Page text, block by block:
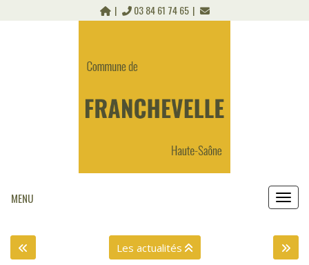
03 84 61 74 65
MENU
Les actualités
Panneau de gestion des cookies